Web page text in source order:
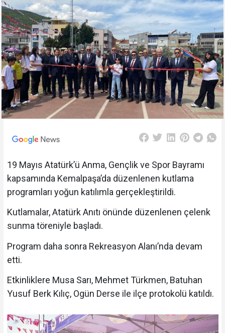
19 Mayıs Atatürk’ü Anma, Gençlik ve Spor Bayramı
kapsamında Kemalpaşa’da düzenlenen kutlama
programları yoğun katılımla gerçekleştirildi.
Kutlamalar, Atatürk Anıtı önünde düzenlenen çelenk
sunma töreniyle başladı.
Program daha sonra Rekreasyon Alanı’nda devam
etti.
Etkinliklere Musa Sarı, Mehmet Türkmen, Batuhan
Yusuf Berk Kılıç, Ogün Derse ile ilçe protokolü katıldı.